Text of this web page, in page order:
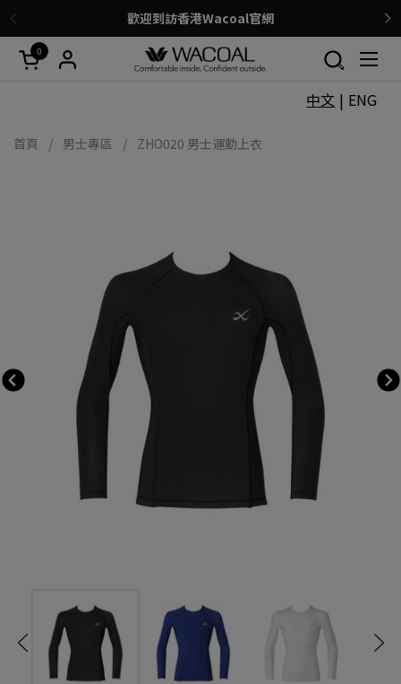
跳至內容
上一步
歡迎到訪香港Wacoal官網
開啟購物車
0
開
中文 | ENG
首頁 / 男士專區 / ZHO020 男士運動上衣
上一張投影片